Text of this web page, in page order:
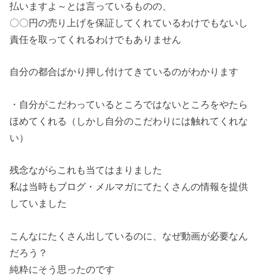
払いますよ～とは言っているものの、
〇〇円の売り上げを保証してくれているわけでもないし
責任を取ってくれるわけでもありません
自分の都合ばかり押し付けてきているのがわかります
・自分がこだわっているところではないところをやたら
ほめてくれる（しかし自分のこだわりには触れてくれな
い）
残念ながらこれも当てはまりました
私は当時もブログ・メルマガにてたくさんの情報を提供
していました
こんなにたくさん出しているのに、なぜ動画が必要なん
だろう？
純粋にそう思ったのです